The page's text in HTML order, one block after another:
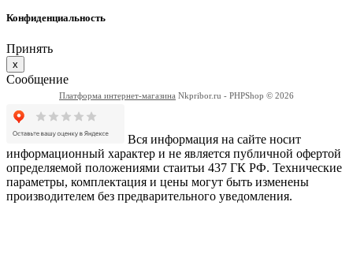
Конфиденциальность
Принять
x
Сообщение
Платформа интернет-магазина Nkpribor.ru - PHPShop © 2026
Вся информация на сайте носит
информационный характер и не является публичной офертой
определяемой положениями стаитьи 437 ГК РФ. Технические
параметры, комплектация и цены могут быть изменены
производителем без предварительного уведомления.